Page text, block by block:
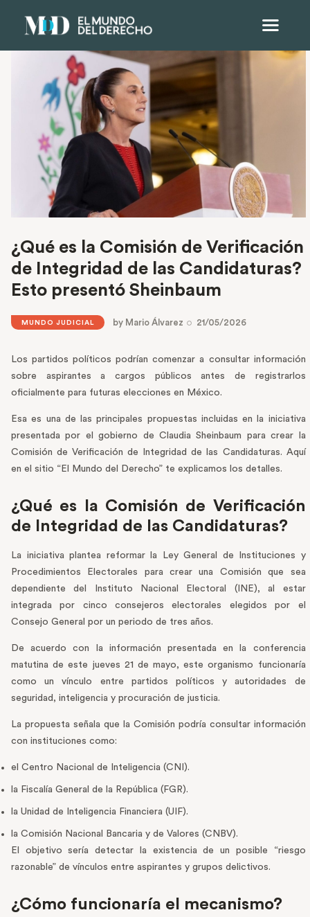
¿Qué es la Comisión de Verificación
de Integridad de las Candidaturas?
Esto presentó Sheinbaum
MUNDO JUDICIAL by Mario Álvarez 21/05/2026
Los partidos políticos podrían comenzar a consultar información
sobre aspirantes a cargos públicos antes de registrarlos
oficialmente para futuras elecciones en México.
Esa es una de las principales propuestas incluidas en la iniciativa
presentada por el gobierno de Claudia Sheinbaum para crear la
Comisión de Verificación de Integridad de las Candidaturas. Aquí
en el sitio “El Mundo del Derecho” te explicamos los detalles.
¿Qué es la Comisión de Verificación
de Integridad de las Candidaturas?
La iniciativa plantea reformar la Ley General de Instituciones y
Procedimientos Electorales para crear una Comisión que sea
dependiente del Instituto Nacional Electoral (INE), al estar
integrada por cinco consejeros electorales elegidos por el
Consejo General por un periodo de tres años.
De acuerdo con la información presentada en la conferencia
matutina de este jueves 21 de mayo, este organismo funcionaría
como un vínculo entre partidos políticos y autoridades de
seguridad, inteligencia y procuración de justicia.
La propuesta señala que la Comisión podría consultar información
con instituciones como:
el Centro Nacional de Inteligencia (CNI).
la Fiscalía General de la República (FGR).
la Unidad de Inteligencia Financiera (UIF).
la Comisión Nacional Bancaria y de Valores (CNBV).
El objetivo sería detectar la existencia de un posible “riesgo
razonable” de vínculos entre aspirantes y grupos delictivos.
¿Cómo funcionaría el mecanismo?